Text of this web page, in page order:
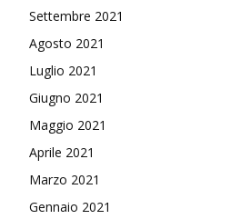
Settembre 2021
Agosto 2021
Luglio 2021
Giugno 2021
Maggio 2021
Aprile 2021
Marzo 2021
Gennaio 2021